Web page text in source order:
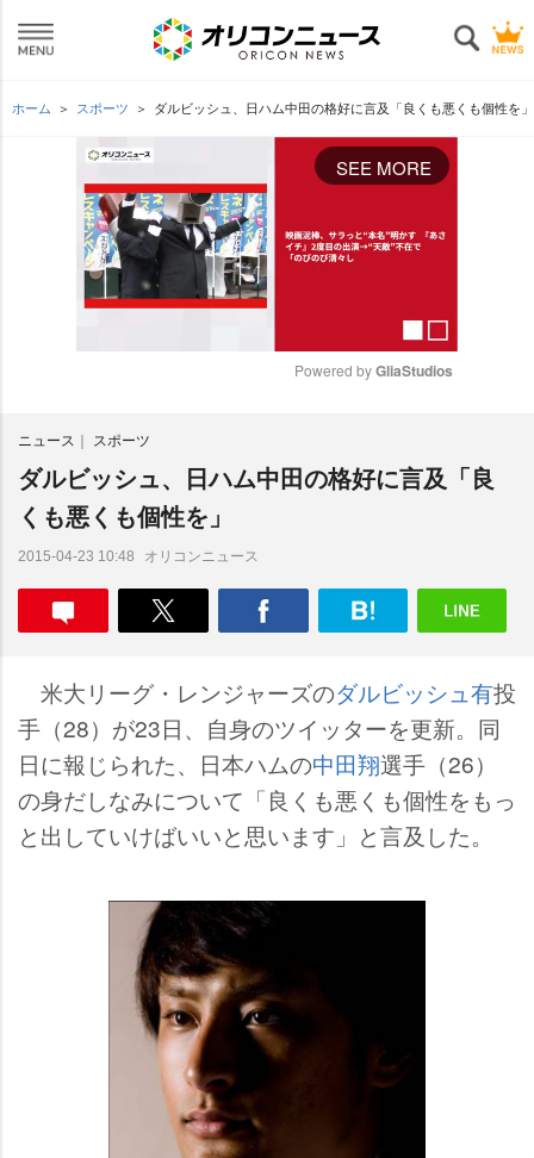
ホーム スポーツ ダルビッシュ、日ハム中田の格好に言及「良くも悪くも個性を」
SEE MORE
e
Powered by GliaStudios
ニュース スポーツ
ダルビッシュ、日ハム中田の格好に言及「良
くも悪くも個性を」
2015-04-23 10:48 オリコンニュース
米大リーグ・レンジャーズのダルビッシュ有投
手（28）が23日、自身のツイッターを更新。同
日に報じられた、日本ハムの中田翔選手（26）
の身だしなみについて「良くも悪くも個性をもっ
と出していけばいいと思います」と言及した。